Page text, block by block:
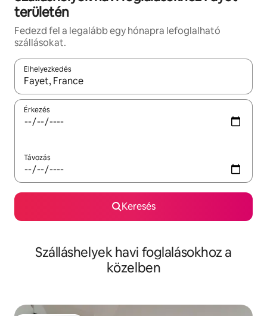
területén
Fedezd fel a legalább egy hónapra lefoglalható
szállásokat.
Elhelyezkedés
Az eredmények között a felfelé és a lefelé nyíllal
Érkezés
Távozás
Keresés
Szálláshelyek havi foglalásokhoz a
közelben